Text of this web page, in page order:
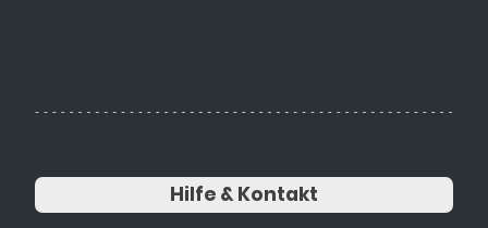
Hilfe & Kontakt